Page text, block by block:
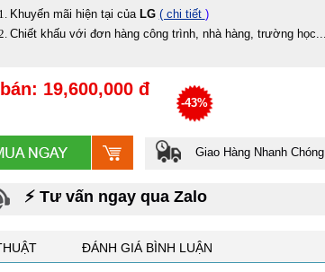
Khuyến mãi hiện tại của LG ( chi tiết )
Chiết khấu với đơn hàng công trình, nhà hàng, trường học...
19,600,000 đ
-43%
Giao Hàng Nhanh Chóng
⚡ Tư vấn ngay qua Zalo
ĐÁNH GIÁ BÌNH LUẬN